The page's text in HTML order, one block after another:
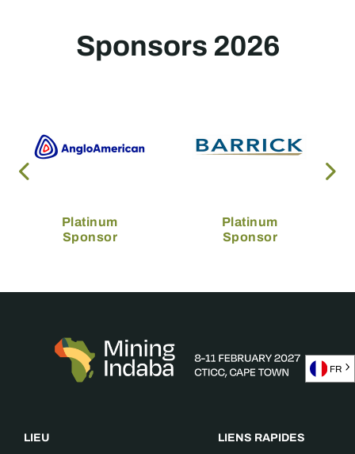
Sponsors 2026
Platinum
Sponsor
Platinum
Sponsor
LIEU
LIENS RAPIDES
FR